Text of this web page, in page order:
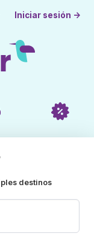
Iniciar sesión →
destinos